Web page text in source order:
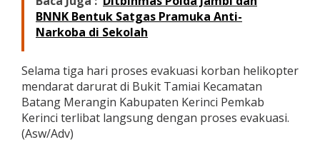
BNNK Bentuk Satgas Pramuka Anti-
Narkoba di Sekolah
Selama tiga hari proses evakuasi korban helikopter
mendarat darurat di Bukit Tamiai Kecamatan
Batang Merangin Kabupaten Kerinci Pemkab
Kerinci terlibat langsung dengan proses evakuasi.
(Asw/Adv)